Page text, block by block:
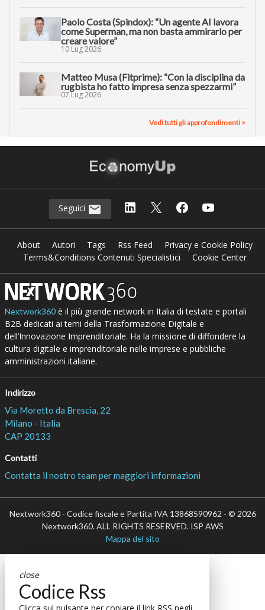
Paolo Costa (Spindox): “Un agente AI lavora
come Superman, ma non basta ammirarlo per
creare valore”
10 Lug 2026
Matteo Musa (Fitprime): “Con la disciplina da
rugbista ho fatto impresa senza spezzarmi”
07 Lug 2026
Vedi tutti gli approfondimenti >
Seguici
About Autori Tags Rss Feed
Privacy e Cookie Policy
Terms&Conditions Contenuti Specialistici
Cookie Center
Nextwork360è il più grande network in Italia di testate e portali
B2B dedicati ai temi della Trasformazione Digitale e
dell’Innovazione Imprenditoriale. Ha la missione di diffondere la
cultura digitale e imprenditoriale nelle imprese e pubbliche
amministrazioni italiane.
Indirizzo
Via Moretto da Brescia, 22
Milano - Italia
CAP 20133
Contatti
Contatta il nostro team per maggiori informazioni
Nextwork360 - Codice fiscale e Partita IVA 13868590962 - © 2026
Nextwork360. ALL RIGHTS RESERVED. ISP AWS
Mappa del sito
close
Codice Rss
Clicca sul pulsante per copiare il link RSS negli